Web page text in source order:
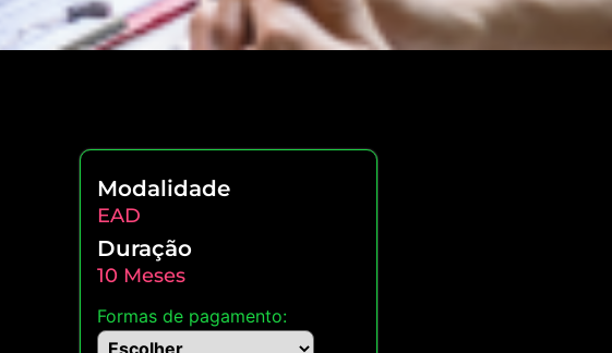
Modalidade
EAD
Duração
10 Meses
Formas de pagamento: